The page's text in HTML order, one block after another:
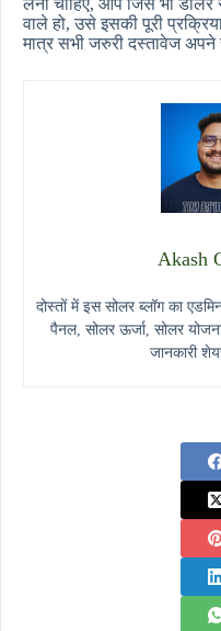
लेनी चाहिए, आप जिस भी
वाले हो, उसे इसकी पूरी
मात्र सभी जरुरी दस्तावेज
Akash
दोस्तों में इस सोलर ब्लॉग का
पैनल, सोलर ऊर्जा, सोलर
जानकारी